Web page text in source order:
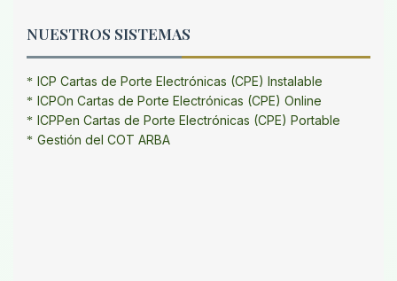
NUESTROS SISTEMAS
ICP Cartas de Porte Electrónicas (CPE) Instalable
ICPOn Cartas de Porte Electrónicas (CPE) Online
ICPPen Cartas de Porte Electrónicas (CPE) Portable
Gestión del COT ARBA